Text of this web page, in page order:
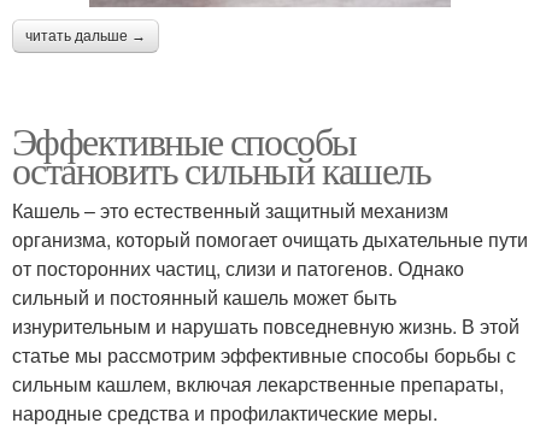
читать дальше →
Эффективные способы
остановить сильный кашель
Кашель – это естественный защитный механизм
организма, который помогает очищать дыхательные пути
от посторонних частиц, слизи и патогенов. Однако
сильный и постоянный кашель может быть
изнурительным и нарушать повседневную жизнь. В этой
статье мы рассмотрим эффективные способы борьбы с
сильным кашлем, включая лекарственные препараты,
народные средства и профилактические меры.